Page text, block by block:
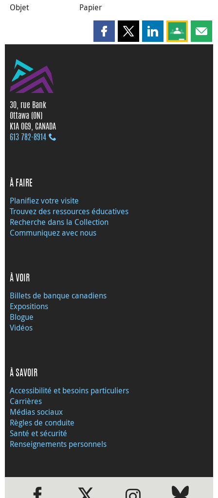
Objet Papier
Partager cette page sur
Partager cette page sur X
Partager cette
Partagez
30, rue Bank
Ottawa (ON)
K1A 0G9, CANADA
613 782‑8914
À FAIRE
Planifiez votre visite
Trouvez des ressources éducatives
Recherche dans la Collection
Communiquez avec nous
À VOIR
Billets de banque canadiens
Expositions
Blogue
Vidéos
À SAVOIR
Accessibilité et besoins particuliers
Carrières
Médias sociaux
Règles de conduite
Santé et sécurité
Renseignements personnels